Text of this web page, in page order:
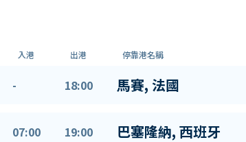
入港 出港 停靠港名稱
- 18:00 馬賽, 法國
07:00 19:00 巴塞隆納, 西班牙